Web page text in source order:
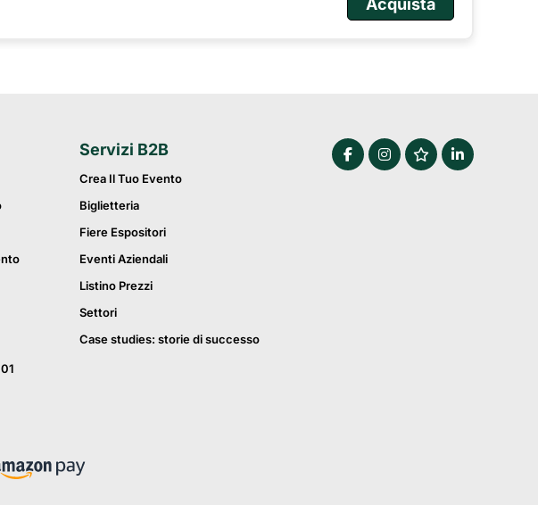
Acquista
Servizi B2B
Crea Il Tuo Evento
Biglietteria
Fiere Espositori
Eventi Aziendali
Listino Prezzi
Settori
Case studies: storie di successo